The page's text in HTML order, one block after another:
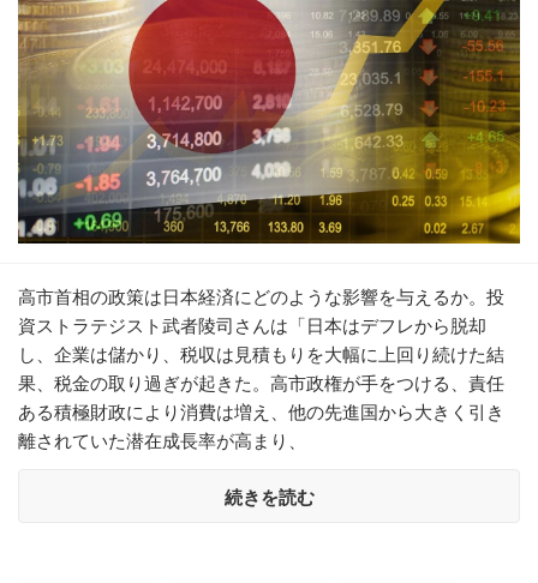
高市首相の政策は日本経済にどのような影響を与えるか。投
資ストラテジスト武者陵司さんは「日本はデフレから脱却
し、企業は儲かり、税収は見積もりを大幅に上回り続けた結
果、税金の取り過ぎが起きた。高市政権が手をつける、責任
ある積極財政により消費は増え、他の先進国から大きく引き
離されていた潜在成長率が高まり、
続きを読む